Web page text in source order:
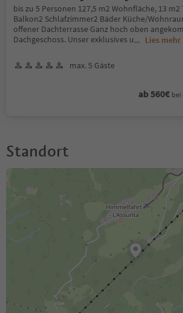
bis zu 5 Personen 127,5 m2 Wohnfläche, 13 m2
Balkon2 Schlafzimmer2 Bäder Küche/
offener Dachterrasse Ganz hoch oben
Dachgeschoss. Unser exklusives u... Lies mehr
max. 5 Gäste
ab 560€ bei
Standort